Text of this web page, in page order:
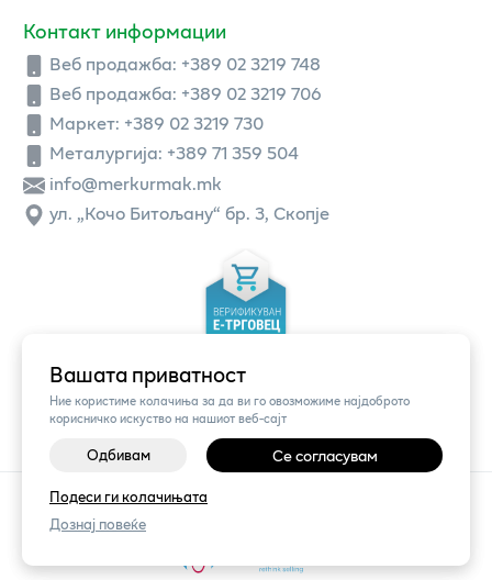
Вашата приватност
Ние користиме колачиња за да ви го овозможиме најдоброто
корисничко искуство на нашиот веб-сајт
Одбивам Се согласувам
Подеси ги колачињата
Дознај повеќе
Контакт информации
Веб продажба: +389 02 3219 748
Веб продажба: +389 02 3219 706
Маркет: +389 02 3219 730
Металургија: +389 71 359 504
info@merkurmak.mk
ул. „Кочо Битољану“ бр. 3, Скопје
©2026
Поставки за колачиња